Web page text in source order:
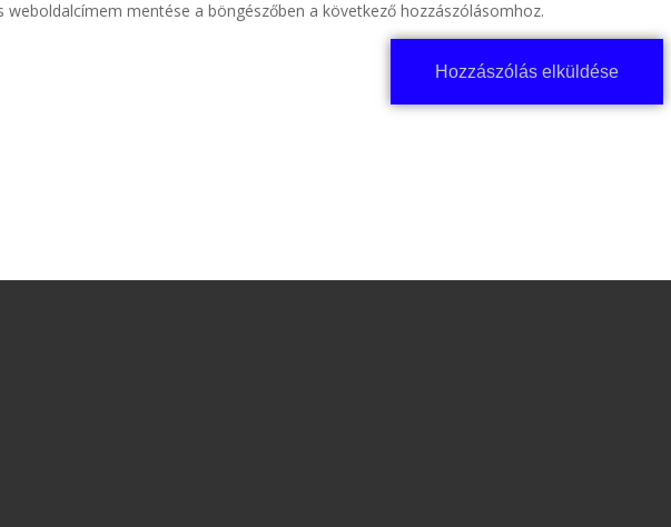
weboldalcímem mentése a böngészőben a következő hozzászólásomhoz.